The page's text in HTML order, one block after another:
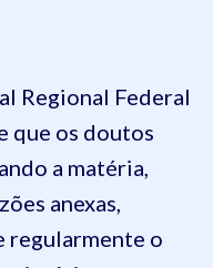
Regional Federal
que os doutos
a matéria,
anexas,
regularmente o